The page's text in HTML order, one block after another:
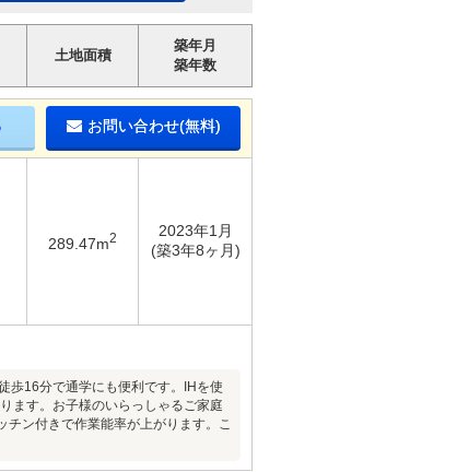
土地面積
築年月
築年数
お問い合わせ(無料)
289.47m2
2023年1月
(築3年8ヶ月)
歩16分で通学にも便利です。IHを使
ます。お子様のいらっしゃるご家庭
ン付きで作業能率が上がります。こ